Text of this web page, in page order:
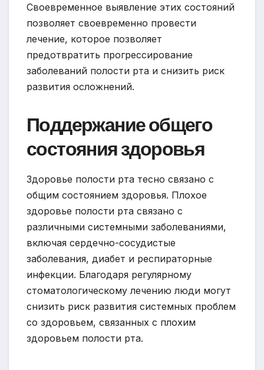
Своевременное выявление этих состояний
позволяет своевременно провести
лечение, которое позволяет
предотвратить прогрессирование
заболеваний полости рта и снизить риск
развития осложнений.
Поддержание общего
состояния здоровья
Здоровье полости рта тесно связано с
общим состоянием здоровья. Плохое
здоровье полости рта связано с
различными системными заболеваниями,
включая сердечно-сосудистые
заболевания, диабет и респираторные
инфекции. Благодаря регулярному
стоматологическому лечению люди могут
снизить риск развития системных проблем
со здоровьем, связанных с плохим
здоровьем полости рта.